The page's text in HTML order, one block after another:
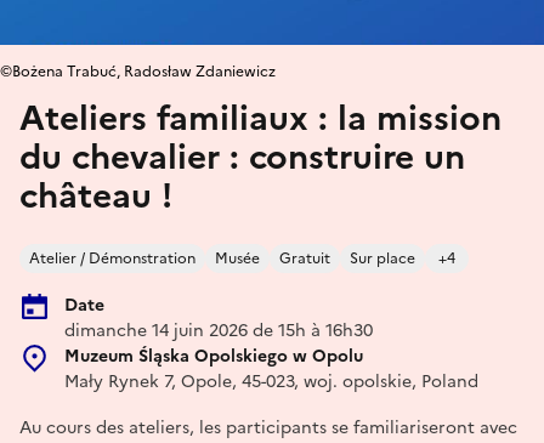
Ateliers familiaux : la mission
du chevalier : construire un
château !
Atelier / Démonstration Musée Gratuit Sur place +4
Date
dimanche 14 juin 2026 de 15h à 16h30
Muzeum Śląska Opolskiego w Opolu
Mały Rynek 7, Opole, 45-023, woj. opolskie, Poland
©Bożena Trabuć, Radosław Zdaniewicz
Au cours des ateliers, les participants se familiariseront avec